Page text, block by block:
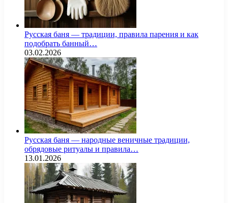
Русская баня — традиции, правила парения и как
подобрать банный…
03.02.2026
Русская баня — народные веничные традиции,
обрядовые ритуалы и правила…
13.01.2026